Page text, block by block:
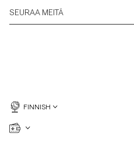
SEURAA MEITÄ
FINNISH